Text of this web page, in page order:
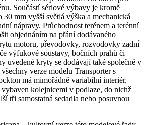
Součástí sériové výbavy je kromě
30 mm vyšší světlá výška a mechanická
nápravy. Průchodnost terénem a terénní
objednáním na přání dodávaného
motoru, převodovky, rozvodovky zadní
výfukové soustavy, bočních prahů či
uvedené kryty se dodávají také společně v
verze modelu Transporter s
má mimořádně variabilní interiér,
kolejnicemi v podlaze, do nichž
tři samostatná sedadla nebo posuvnou